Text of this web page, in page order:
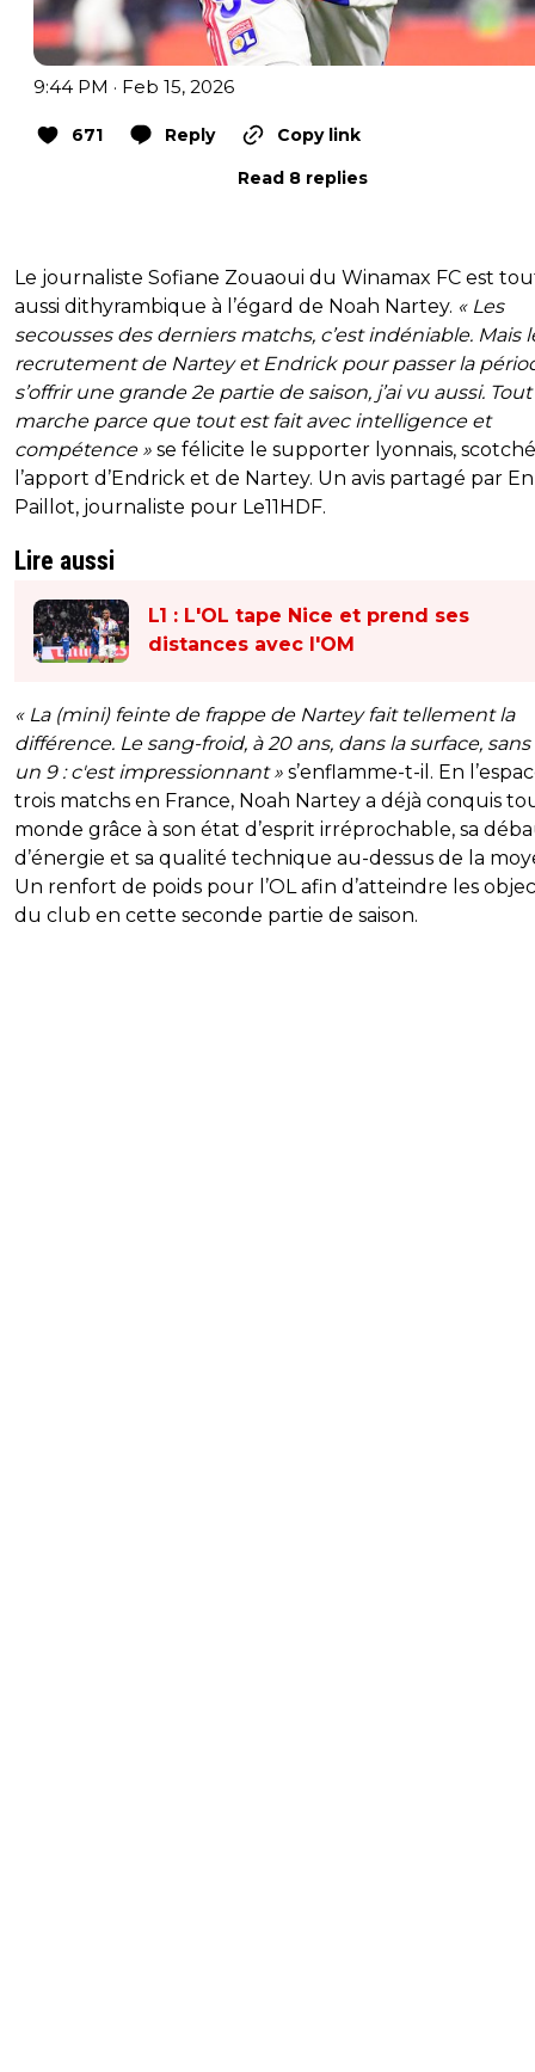
9:44 PM · Feb 15, 2026
671 Reply
Copy link
Read 8 replies
Le journaliste Sofiane Zouaoui du Winamax FC est
aussi dithyrambique à l’égard de Noah Nartey. « Les
secousses des derniers matchs, c’est indéniable. Mais
recrutement de Nartey et Endrick pour passer la
s’offrir une grande 2e partie de saison, j’ai vu aussi. Tout
marche parce que tout est fait avec intelligence et
compétence » se félicite le supporter lyonnais,
l’apport d’Endrick et de Nartey. Un avis partagé par
Paillot, journaliste pour Le11HDF.
Lire aussi
L1 : L'OL tape Nice et prend ses
distances avec l'OM
« La (mini) feinte de frappe de Nartey fait tellement la
différence. Le sang-froid, à 20 ans, dans la surface,
un 9 : c'est impressionnant » s’enflamme-t-il. En
trois matchs en France, Noah Nartey a déjà conquis
monde grâce à son état d’esprit irréprochable, sa
d’énergie et sa qualité technique au-dessus de la
Un renfort de poids pour l’OL afin d’atteindre les
du club en cette seconde partie de saison.